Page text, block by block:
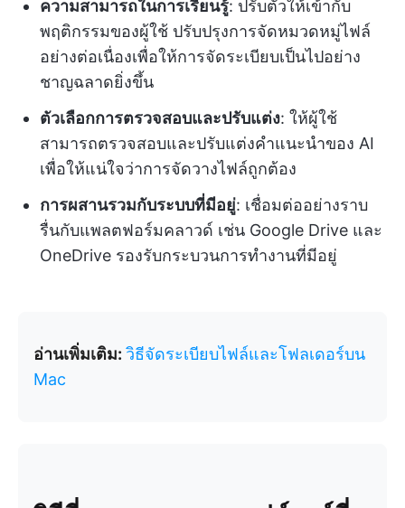
ความสามารถในการเรียนรู้: ปรับตัวให้เข้ากับ
พฤติกรรมของผู้ใช้ ปรับปรุงการจัดหมวดหมู่ไฟล์
อย่างต่อเนื่องเพื่อให้การจัดระเบียบเป็นไปอย่าง
ชาญฉลาดยิ่งขึ้น
ตัวเลือกการตรวจสอบและปรับแต่ง: ให้ผู้ใช้
สามารถตรวจสอบและปรับแต่งคำแนะนำของ AI
เพื่อให้แน่ใจว่าการจัดวางไฟล์ถูกต้อง
การผสานรวมกับระบบที่มีอยู่: เชื่อมต่ออย่างราบ
รื่นกับแพลตฟอร์มคลาวด์ เช่น Google Drive และ
OneDrive รองรับกระบวนการทำงานที่มีอยู่
อ่านเพิ่มเติม: วิธีจัดระเบียบไฟล์และโฟลเดอร์บน
Mac